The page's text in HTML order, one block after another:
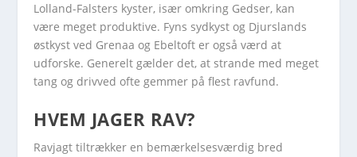
Lolland-Falsters kyster, især omkring Gedser, kan
være meget produktive. Fyns sydkyst og Djurslands
østkyst ved Grenaa og Ebeltoft er også værd at
udforske. Generelt gælder det, at strande med meget
tang og drivved ofte gemmer på flest ravfund.
HVEM JAGER RAV?
Ravjagt tiltrækker en bemærkelsesværdig bred